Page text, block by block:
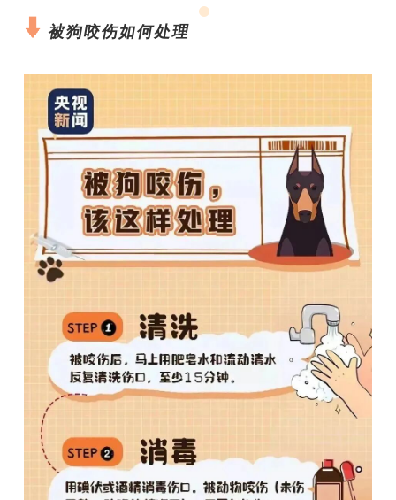
被狗咬伤如何处理